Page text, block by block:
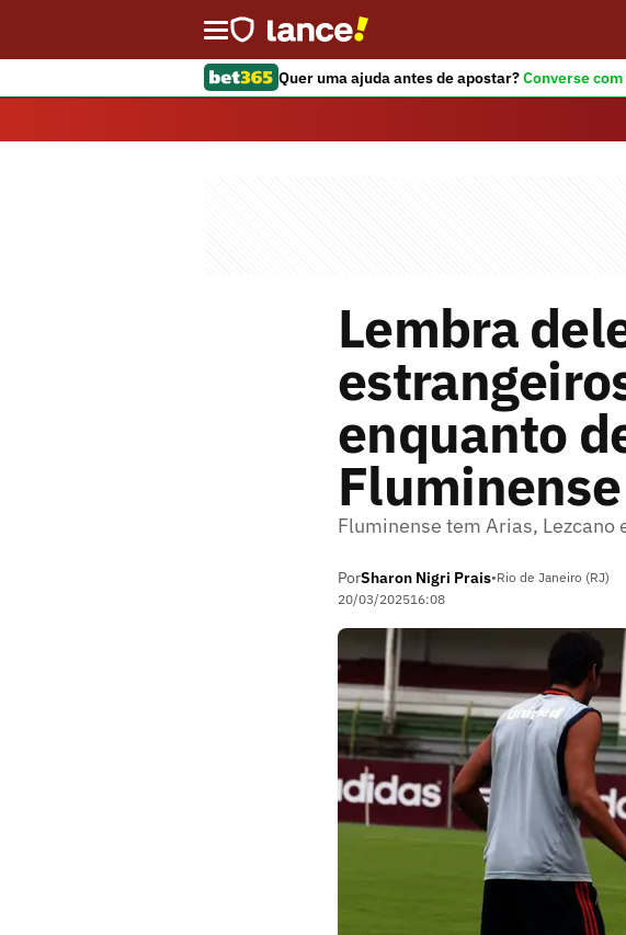
Quer uma ajuda antes de apostar?Converse
Lembra
enquanto
Fluminense
Fluminense tem Arias,
PorSharon Nigri Prais•Rio de Janeiro (RJ)
20/03/202516:08